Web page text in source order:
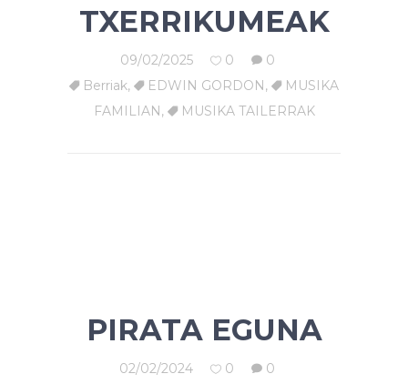
TXERRIKUMEAK
09/02/2025 0
0
Berriak, EDWIN GORDON,
MUSIKA
FAMILIAN, MUSIKA TAILERRAK
PIRATA EGUNA
02/02/2024 0
0